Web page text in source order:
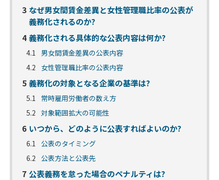
3 なぜ男女間賃金差異と女性管理職比率の公表が
義務化されるのか?
4 義務化される具体的な公表内容は何か?
4.1 男女間賃金差異の公表内容
4.2
女性管理職比率の公表内容
5 義務化の対象となる企業の基準は?
5.1
常時雇用労働者の数え方
5.2 対象範囲拡大の可能性
6 いつから、どのように公表すればよいのか?
6.1
公表のタイミング
6.2
公表方法と公表先
7 公表義務を怠った場合のペナルティは?